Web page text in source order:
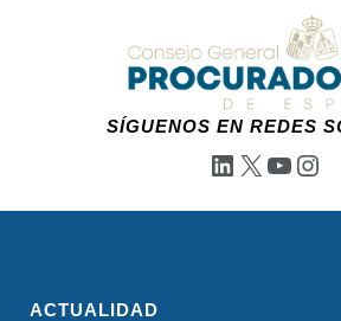
SÍGUENOS EN REDES
LinkedIn
X
ACTUALIDAD